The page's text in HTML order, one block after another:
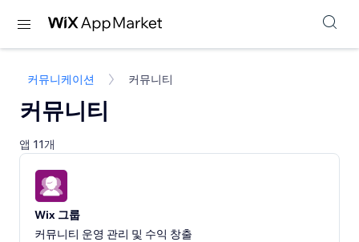
커뮤니케이션 커뮤니티
커뮤니티
앱 11개
Wix 그룹
커뮤니티 운영 관리 및 수익 창출